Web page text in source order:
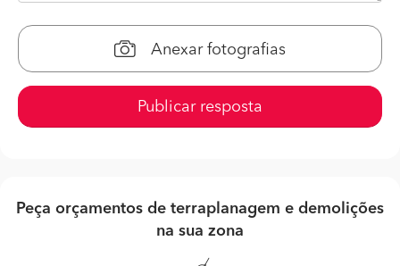
Anexar fotografias
Publicar resposta
Peça orçamentos de terraplanagem e demolições
na sua zona